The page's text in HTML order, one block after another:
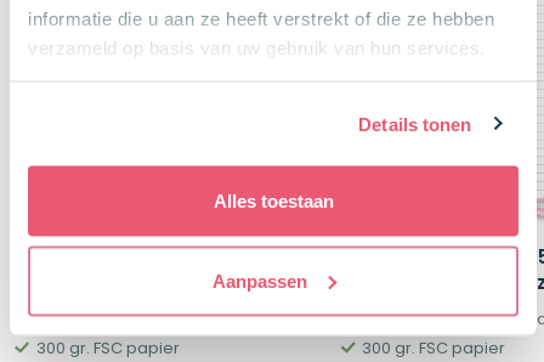
informatie die u aan ze heeft verstrekt of die ze hebben
verzameld op basis van uw gebruik van hun services.
Details tonen
Alles toestaan
Aanpassen
Leitner Flashcards A6 Dotted
50 stuks | Dotted
300 gr. FSC papier
Leitner Flashcards
Gelinieerd Pastel
50 stuks | Gelinieerd
300 gr. FSC papier